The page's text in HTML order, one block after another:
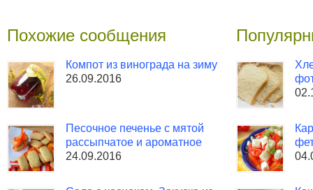
Похожие сообщения
Компот из винограда на зиму
26.09.2016
Песочное печенье с мятой
рассыпчатое и ароматное
24.09.2016